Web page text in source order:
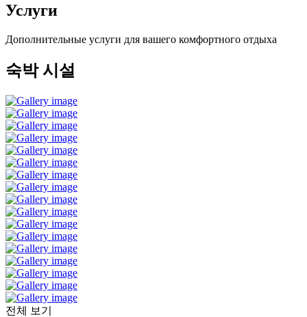
Услуги
Дополнительные услуги для вашего комфортного отдыха
숙박 시설
전체 보기